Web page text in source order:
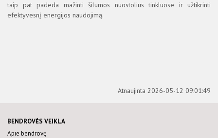
taip pat padeda mažinti šilumos nuostolius tinkluose ir užtikrinti
efektyvesnį energijos naudojimą.
Atnaujinta 2026-05-12 09:01:49
BENDROVĖS VEIKLA
Apie bendrovę